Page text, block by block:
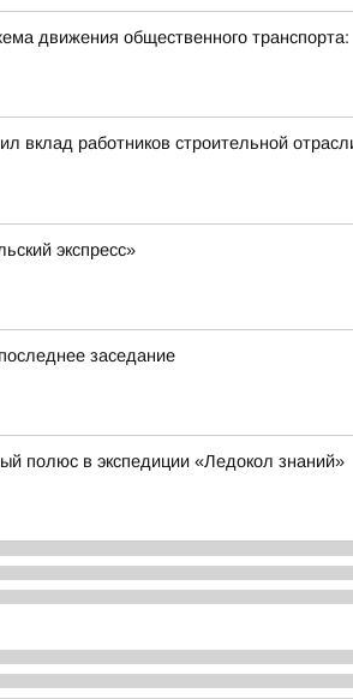
движения общественного транспорта:
вклад работников строительной
экспресс»
заседание
полюс в экспедиции «Ледокол знаний»